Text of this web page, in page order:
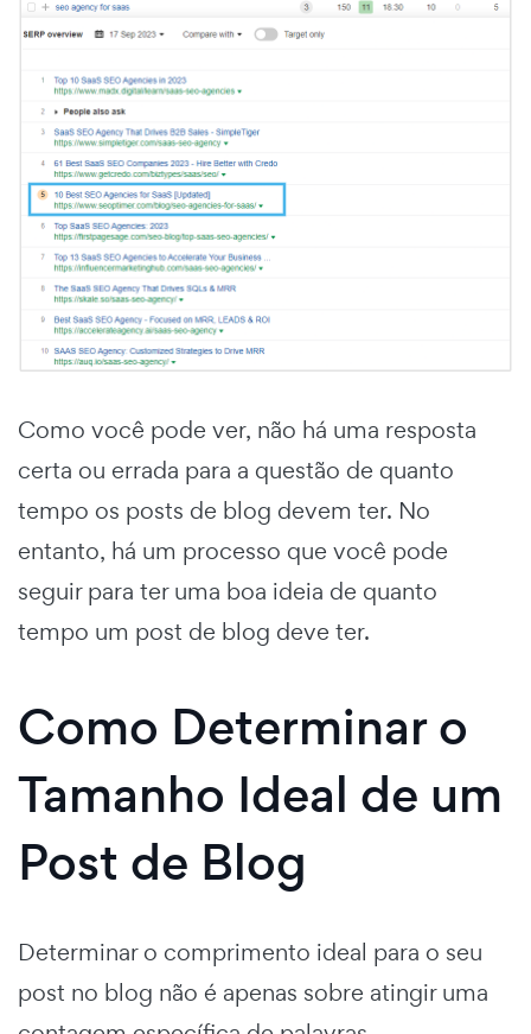
Como você pode ver, não há uma resposta
certa ou errada para a questão de quanto
tempo os posts de blog devem ter. No
entanto, há um processo que você pode
seguir para ter uma boa ideia de quanto
tempo um post de blog deve ter.
Como Determinar o
Tamanho Ideal de um
Post de Blog
Determinar o comprimento ideal para o seu
post no blog não é apenas sobre atingir uma